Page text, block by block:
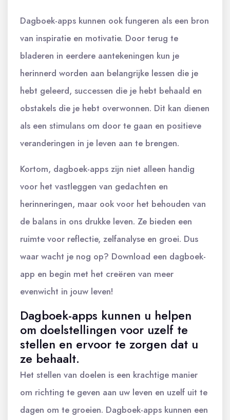
Dagboek-apps kunnen ook fungeren als een bron
van inspiratie en motivatie. Door terug te
bladeren in eerdere aantekeningen kun je
herinnerd worden aan belangrijke lessen die je
hebt geleerd, successen die je hebt behaald en
obstakels die je hebt overwonnen. Dit kan dienen
als een stimulans om door te gaan en positieve
veranderingen in je leven aan te brengen.
Kortom, dagboek-apps zijn niet alleen handig
voor het vastleggen van gedachten en
herinneringen, maar ook voor het behouden van
de balans in ons drukke leven. Ze bieden een
ruimte voor reflectie, zelfanalyse en groei. Dus
waar wacht je nog op? Download een dagboek-
app en begin met het creëren van meer
evenwicht in jouw leven!
Dagboek-apps kunnen u helpen
om doelstellingen voor uzelf te
stellen en ervoor te zorgen dat u
ze behaalt.
Het stellen van doelen is een krachtige manier
om richting te geven aan uw leven en uzelf uit te
dagen om te groeien. Dagboek-apps kunnen een